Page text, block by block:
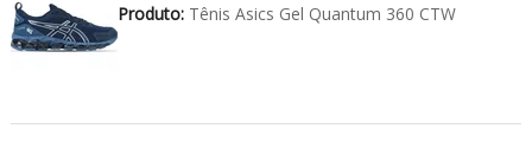
Produto:Tênis Asics Gel Quantum 360 CTW